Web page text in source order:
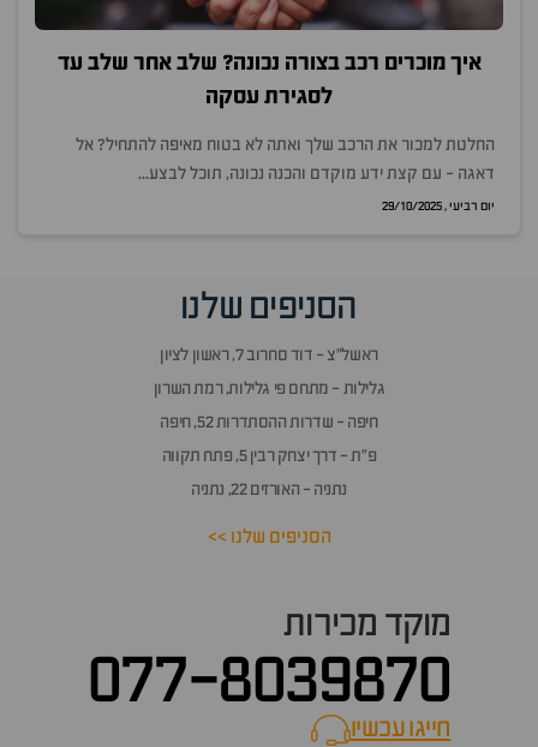
איך מוכרים רכב בצורה נכונה? שלב אחר שלב עד
לסגירת עסקה
החלטת למכור את הרכב שלך ואתה לא בטוח מאיפה להתחיל? אל
דאגה - עם קצת ידע מוקדם והכנה נכונה, תוכל לבצע...
יום רביעי , 29/10/2025
הסניפים שלנו
ראשל״צ - דוד סחרוב 7, ראשון לציון
גלילות - מתחם פי גלילות, רמת השרון
חיפה - שדרות ההסתדרות 52, חיפה
פ״ת - דרך יצחק רבין 5, פתח תקווה
נתניה - האורזים 22, נתניה
הסניפים שלנו >>
מוקד מכירות
077-8039870
חייגו עכשיוcall now